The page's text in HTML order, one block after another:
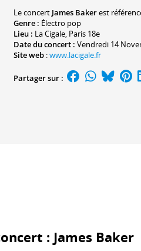
Le concert James Bakerest
Genre : Électro pop
Lieu : La Cigale, Paris 18e
Date du concert : Vendredi 14
Site web :www.lacigale.fr
Partager sur :
: James Baker